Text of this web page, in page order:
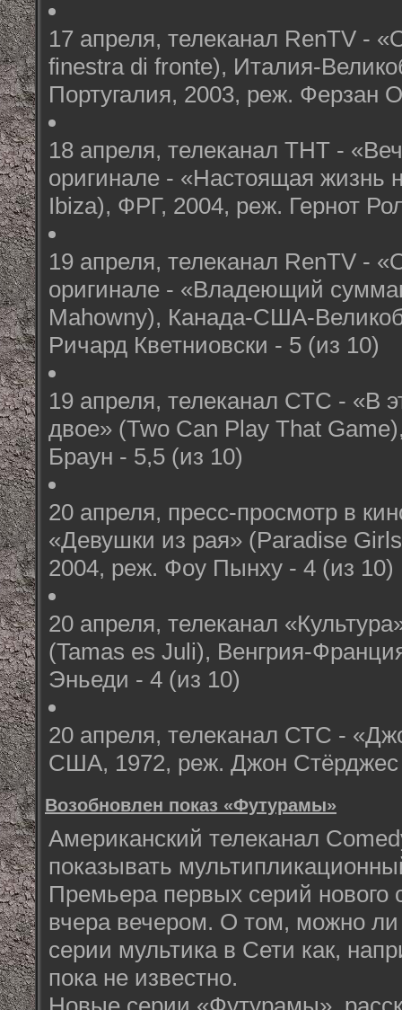
17 апреля, телеканал RenTV -
finestra di fronte), Италия-
Португалия, 2003, реж. Ферзан
18 апреля, телеканал ТНТ -
оригинале - «Настоящая жизнь
Ibiza), ФРГ, 2004, реж. Гернот
19 апреля, телеканал RenTV -
оригинале - «Владеющий
Mahowny), Канада-США-
Ричард Кветниовски - 5 (из 10)
19 апреля, телеканал СТС - «В
двое» (Two Can Play That
Браун - 5,5 (из 10)
20 апреля, пресс-просмотр в
«Девушки из рая» (Paradise
2004, реж. Фоу Пынху - 4 (из 10)
20 апреля, телеканал
(Tamas es Juli), Венгрия-
Эньеди - 4 (из 10)
20 апреля, телеканал СТС -
США, 1972, реж. Джон Стёрджес
Возобновлен показ «Футурамы»
Американский телеканал
показывать
Премьера первых серий нового
вчера вечером. О том, можно ли
серии мультика в Сети как,
пока не известно.